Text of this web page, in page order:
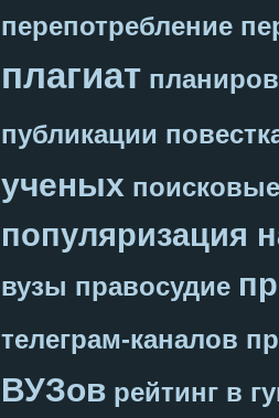
перепотребление
плагиат
публикации
ученых
популяризация
вузы правосудие
телеграм-каналов
ВУЗов рейтинг в